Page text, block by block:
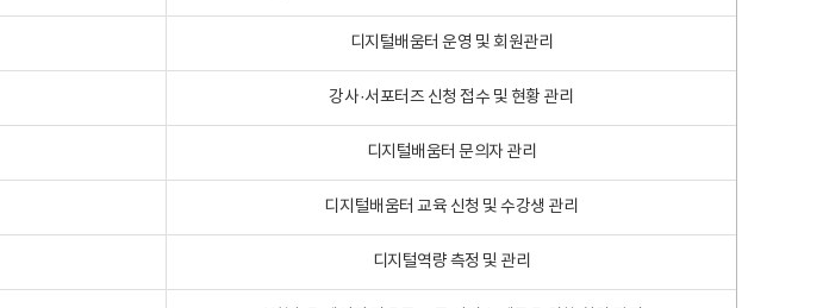
디지털배움터 운영 및 회원관리
강사·서포터즈 신청 접수 및 현황 관리
디지털배움터 문의자 관리
디지털배움터 교육 신청 및 수강생 관리
디지털역량 측정 및 관리